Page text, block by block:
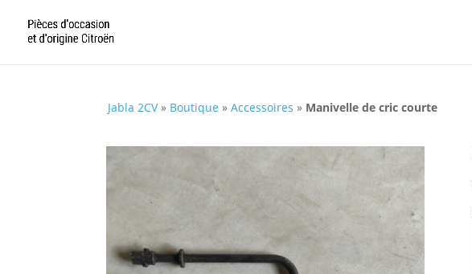
Jabla 2CV» Boutique »Accessoires » Manivelle de cric courte